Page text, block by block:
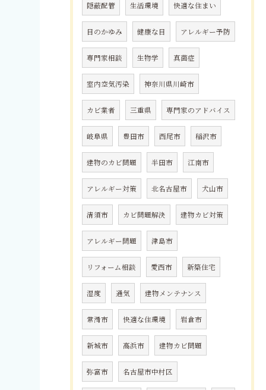
隠蔽配管 生活環境 快適な住まい
目のかゆみ 健康な目 アレルギー予防
専門家相談 生物学 真菌症
室内空気汚染 神奈川県川崎市
カビ業者 三重県 専門家のアドバイス
岐阜県 豊田市 西尾市 稲沢市
建物のカビ問題 半田市 江南市
アレルギー対策 北名古屋市 犬山市
清須市 カビ問題解決 建物カビ対策
アレルギー問題 津島市
リフォーム相談 愛西市 新築住宅
湿度 通気 建物メンテナンス
常滑市 快適な住環境 岩倉市
新城市 高浜市 建物カビ問題
弥富市 名古屋市中村区